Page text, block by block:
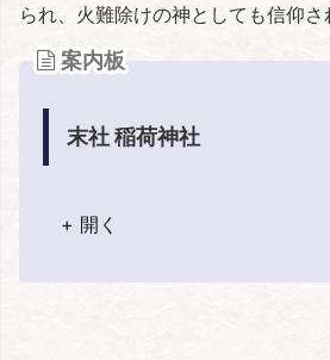
られ、火難除けの神としても信仰さ
案内板
末社 稲荷神社
+ 開く